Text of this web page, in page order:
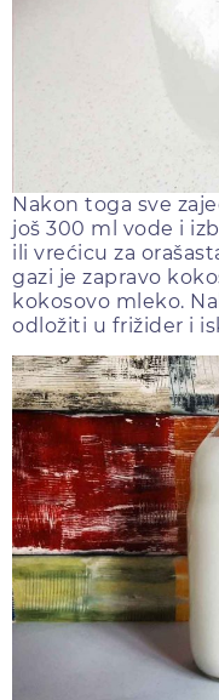
Nakon toga sve
još 300 ml vode i
ili vrećicu za
gazi je zapravo
kokosovo mleko.
odložiti u frižider i